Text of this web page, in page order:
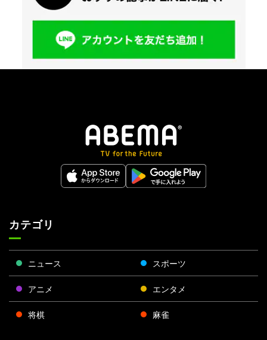
カテゴリ
ニュース スポーツ
アニメ エンタメ
将棋 麻雀